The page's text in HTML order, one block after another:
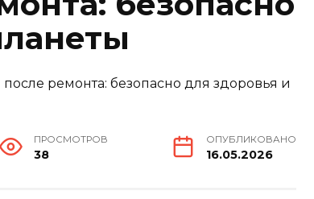
ПРОСМОТРОВ
38
ОПУБЛИКОВАНО
16.05.2026